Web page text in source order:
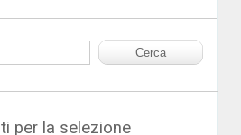
per la selezione